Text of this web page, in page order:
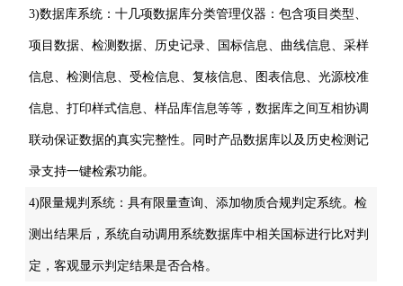
3)数据库系统：十几项数据库分类管理仪器：包含项目类型、
项目数据、检测数据、历史记录、国标信息、曲线信息、采样
信息、检测信息、受检信息、复核信息、图表信息、光源校准
信息、打印样式信息、样品库信息等等，数据库之间互相协调
联动保证数据的真实完整性。同时产品数据库以及历史检测记
录支持一键检索功能。
4)限量规判系统：具有限量查询、添加物质合规判定系统。检
测出结果后，系统自动调用系统数据库中相关国标进行比对判
定，客观显示判定结果是否合格。